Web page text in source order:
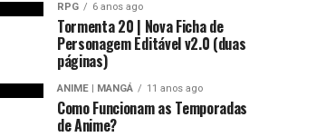
RPG 6 anos ago
Tormenta 20 | Nova Ficha de
Personagem Editável v2.0 (duas
páginas)
ANIME | MANGÁ 11 anos ago
Como Funcionam as Temporadas
de Anime?